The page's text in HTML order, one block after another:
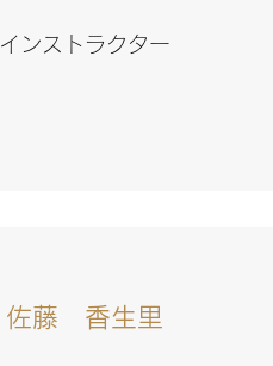
​インストラクター
佐藤 香生里